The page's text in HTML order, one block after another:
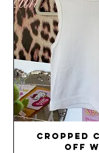
Cropped
Off